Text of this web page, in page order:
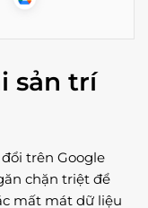
sản trí
trên Google
chặn triệt để
mất mát dữ liệu